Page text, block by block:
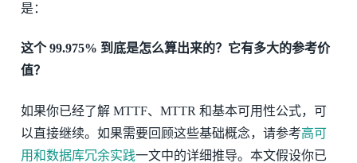
是：
这个 99.975% 到底是怎么算出来的？它有多大的参考价
值？
如果你已经了解 MTTF、MTTR 和基本可用性公式，可
以直接继续。如果需要回顾这些基础概念，请参考高可
用和数据库冗余实践一文中的详细推导。本文假设你已